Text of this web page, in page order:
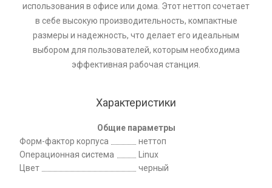
использования в офисе или дома. Этот неттоп сочетает
в себе высокую производительность, компактные
размеры и надежность, что делает его идеальным
выбором для пользователей, которым необходима
эффективная рабочая станция.
Характеристики
Общие параметры
Форм-фактор корпуса
неттоп
Операционная система
Linux
Цвет
черный